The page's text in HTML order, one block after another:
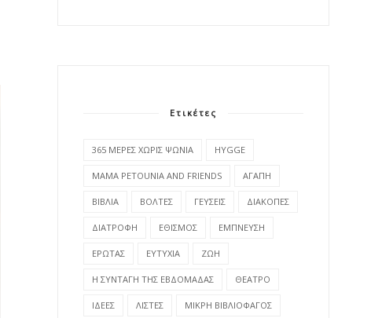
Ετικέτες
365 ΜΕΡΕΣ ΧΩΡΙΣ ΨΩΝΙΑ HYGGE
MAMA PETOUNIA AND FRIENDS ΑΓΑΠΗ
ΒΙΒΛΙΑ ΒΟΛΤΕΣ ΓΕΥΣΕΙΣ ΔΙΑΚΟΠΕΣ
ΔΙΑΤΡΟΦΗ ΕΘΙΣΜΟΣ ΕΜΠΝΕΥΣΗ
ΕΡΩΤΑΣ ΕΥΤΥΧΙΑ ΖΩΗ
Η ΣΥΝΤΑΓΗ ΤΗΣ ΕΒΔΟΜΑΔΑΣ ΘΕΑΤΡΟ
ΙΔΕΕΣ ΛΙΣΤΕΣ ΜΙΚΡΗ ΒΙΒΛΙΟΦΑΓΟΣ